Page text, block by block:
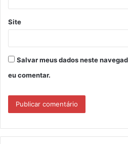
Site
Salvar meus dados neste
eu comentar.